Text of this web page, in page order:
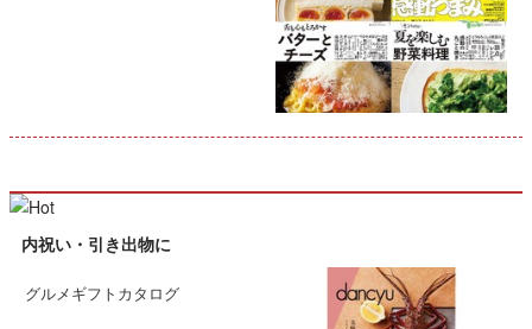
内祝い・引き出物に
グルメギフトカタログ